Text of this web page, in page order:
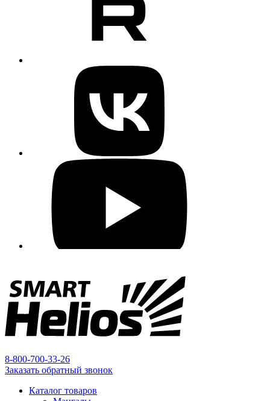
8-800-700-33-26
Заказать обратный звонок
Каталог товаров